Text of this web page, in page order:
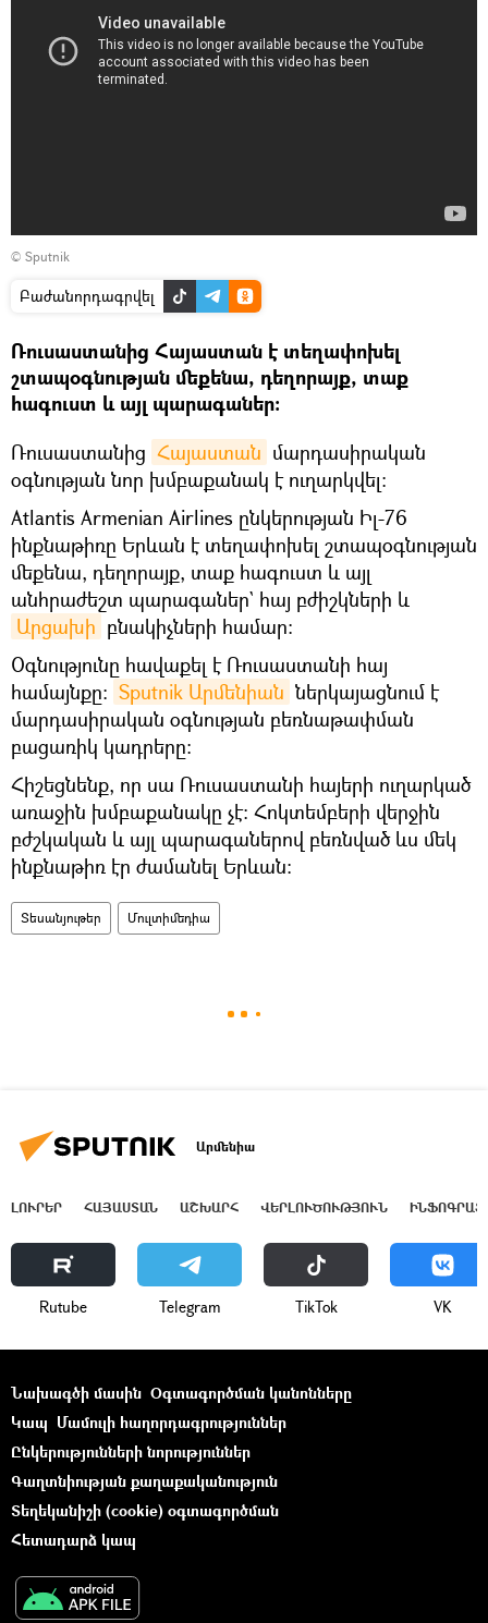
© Sputnik
Բաժանորդագրվել
Ռուսաստանից Հայաստան է տեղափոխել
շտապօգնության մեքենա, դեղորայք, տաք
հագուստ և այլ պարագաներ։
Ռուսաստանից Հայաստան մարդասիրական
օգնության նոր խմբաքանակ է ուղարկվել։
Atlantis Armenian Airlines ընկերության Իլ-76
ինքնաթիռը Երևան է տեղափոխել շտապօգնության
մեքենա, դեղորայք, տաք հագուստ և այլ
անհրաժեշտ պարագաներ` հայ բժիշկների և
Արցախի բնակիչների համար։
Օգնությունը հավաքել է Ռուսաստանի հայ
համայնքը։ Sputnik Արմենիան ներկայացնում է
մարդասիրական օգնության բեռնաթափման
բացառիկ կադրերը։
Հիշեցնենք, որ սա Ռուսաստանի հայերի ուղարկած
առաջին խմբաքանակը չէ։ Հոկտեմբերի վերջին
բժշկական և այլ պարագաներով բեռնված ևս մեկ
ինքնաթիռ էր ժամանել Երևան։
Տեսանյութեր Մուլտիմեդիա
Արմենիա
ԼՈՒՐԵՐ ՀԱՅԱՍՏԱՆ ԱՇԽԱՐՀ ՎԵՐԼՈՒԾՈՒԹՅՈՒՆ
Rutube Telegram ТikТоk VK
Նախագծի մասին Օգտագործման կանոնները
Կապ Մամուլի հաղորդագրություններ
Ընկերությունների նորություններ
Գաղտնիության քաղաքականություն
Տեղեկանիշի (cookie) օգտագործման
Հետադարձ կապ